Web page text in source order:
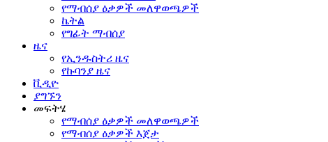
የማብሰያ ዕቃዎች መለዋወጫዎች
ኬትል
የግፊት ማብሰያ
ዜና
የኢንዱስትሪ ዜና
የኩባንያ ዜና
ቪዲዮ
ያግኙን
መፍትሄ
የማብሰያ ዕቃዎች መለዋወጫዎች
የማብሰያ ዕቃዎች እጀታ